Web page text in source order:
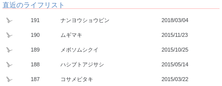
直近のライフリスト
191 ナンヨウショウビン 2018/03/04
190 ムギマキ 2015/11/23
189 メボソムシクイ 2015/10/25
188 ハシブトアジサシ 2015/05/14
187 コサメビタキ 2015/03/22